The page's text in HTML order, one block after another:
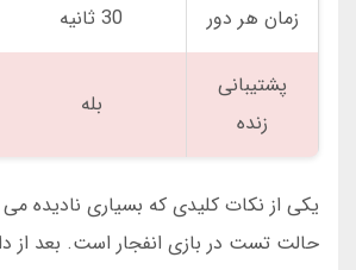
زمان هر دور 30 ثانیه
پشتیبانی
زنده
بله
یکی از نکات کلیدی که بسیاری نادیده می
حالت تست در بازی انفجار است. بعد از